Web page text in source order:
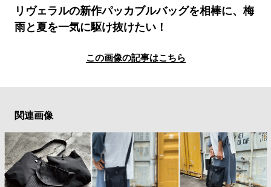
リヴェラルの新作パッカブルバッグを相棒に、梅
雨と夏を一気に駆け抜けたい！
この画像の記事はこちら
関連画像